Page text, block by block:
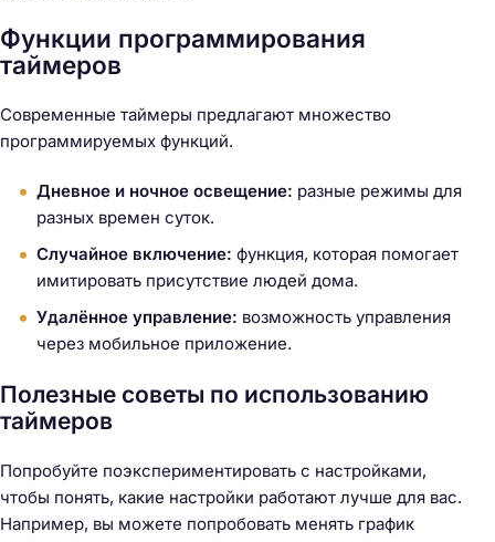
Функции программирования
таймеров
Современные таймеры предлагают множество
программируемых функций.
Дневное и ночное освещение: разные режимы для
разных времен суток.
Случайное включение: функция, которая помогает
имитировать присутствие людей дома.
Удалённое управление: возможность управления
через мобильное приложение.
Полезные советы по использованию
таймеров
Попробуйте поэкспериментировать с настройками,
чтобы понять, какие настройки работают лучше для вас.
Например, вы можете попробовать менять график